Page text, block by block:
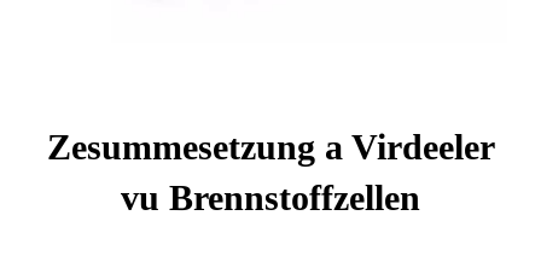
Zesummesetzung a Virdeeler
vu Brennstoffzellen